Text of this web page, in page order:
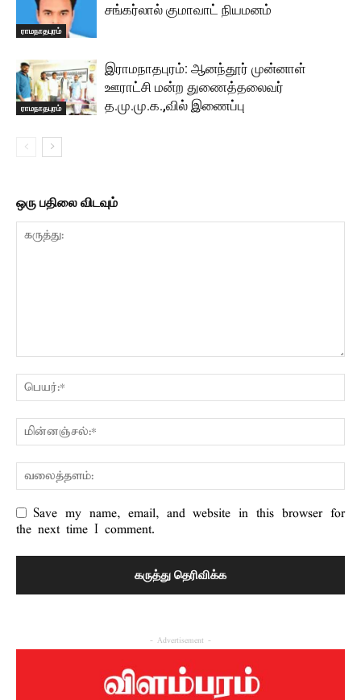
ராமநாதபுரம்
சங்கர்லால் குமாவாட் நியமனம்
ராமநாதபுரம்
இராமநாதபுரம்: ஆனந்தூர் முன்னாள்
ஊராட்சி மன்ற துணைத்தலைவர்
த.மு.மு.க.,வில் இணைப்பு
ஒரு பதிலை விடவும்
Save my name, email, and website in this browser for
the next time I comment.
- Advertisement -